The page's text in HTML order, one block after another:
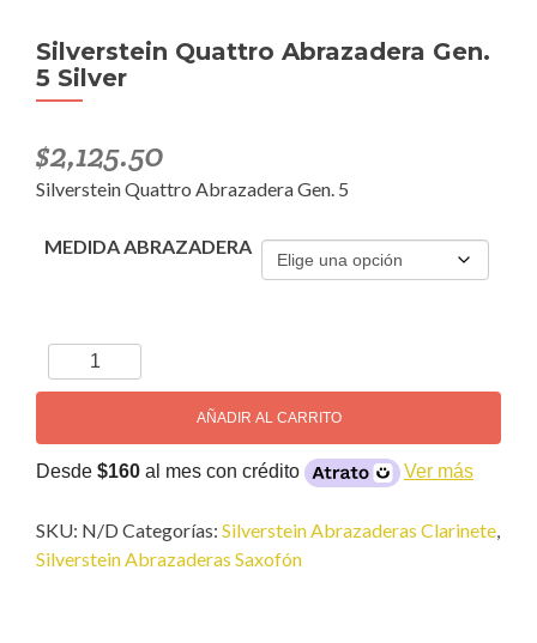
Silverstein Quattro Abrazadera Gen.
5 Silver
$2,125.50
Silverstein Quattro Abrazadera Gen. 5
MEDIDA ABRAZADERA
Silverstein
Quattro
Gen.
5
cantidad
AÑADIR AL CARRITO
Desde $160 al mes con crédito Ver más
SKU: N/D Categorías: Silverstein Abrazaderas Clarinete,
Silverstein Abrazaderas Saxofón